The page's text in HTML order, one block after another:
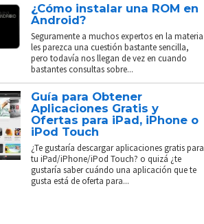
¿Cómo instalar una ROM en
Android?
Seguramente a muchos expertos en la materia
les parezca una cuestión bastante sencilla,
pero todavía nos llegan de vez en cuando
bastantes consultas sobre...
Guía para Obtener
Aplicaciones Gratis y
Ofertas para iPad, iPhone o
iPod Touch
¿Te gustaría descargar aplicaciones gratis para
tu iPad/iPhone/iPod Touch? o quizá ¿te
gustaría saber cuándo una aplicación que te
gusta está de oferta para...